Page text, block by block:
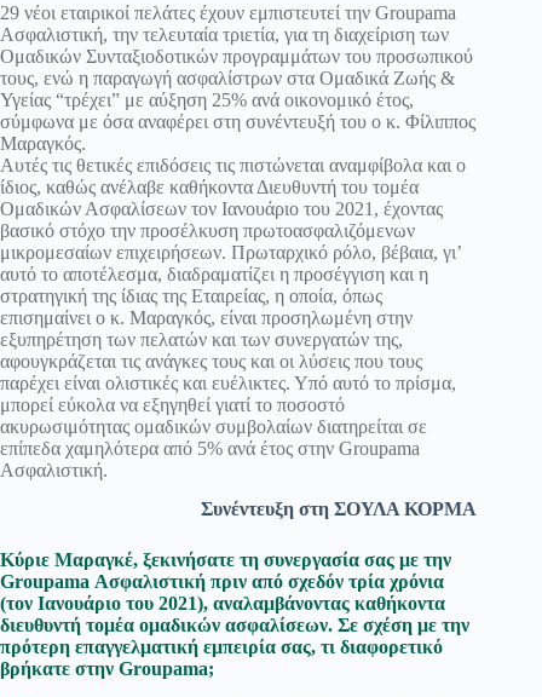
29 νέοι εταιρικοί πελάτες έχουν εμπιστευτεί την Groupama
Ασφαλιστική, την τελευταία τριετία, για τη διαχείριση των
Ομαδικών Συνταξιοδοτικών προγραμμάτων του προσωπικού
τους, ενώ η παραγωγή ασφαλίστρων στα Ομαδικά Ζωής &
Υγείας “τρέχει” με αύξηση 25% ανά οικονομικό έτος,
σύμφωνα με όσα αναφέρει στη συνέντευξή του ο κ. Φίλιππος
Μαραγκός.
Αυτές τις θετικές επιδόσεις τις πιστώνεται αναμφίβολα και ο
ίδιος, καθώς ανέλαβε καθήκοντα Διευθυντή του τομέα
Ομαδικών Ασφαλίσεων τον Ιανουάριο του 2021, έχοντας
βασικό στόχο την προσέλκυση πρωτοασφαλιζόμενων
μικρομεσαίων επιχειρήσεων. Πρωταρχικό ρόλο, βέβαια, γι’
αυτό το αποτέλεσμα, διαδραματίζει η προσέγγιση και η
στρατηγική της ίδιας της Εταιρείας, η οποία, όπως
επισημαίνει ο κ. Μαραγκός, είναι προσηλωμένη στην
εξυπηρέτηση των πελατών και των συνεργατών της,
αφουγκράζεται τις ανάγκες τους και οι λύσεις που τους
παρέχει είναι ολιστικές και ευέλικτες. Υπό αυτό το πρίσμα,
μπορεί εύκολα να εξηγηθεί γιατί το ποσοστό
ακυρωσιμότητας ομαδικών συμβολαίων διατηρείται σε
επίπεδα χαμηλότερα από 5% ανά έτος στην Groupama
Ασφαλιστική.
Συνέντευξη στη ΣΟΥΛΑ ΚΟΡΜΑ
Κύριε Μαραγκέ, ξεκινήσατε τη συνεργασία σας με την
Groupama Ασφαλιστική πριν από σχεδόν τρία χρόνια
(τον Ιανουάριο του 2021), αναλαμβάνοντας καθήκοντα
διευθυντή τομέα ομαδικών ασφαλίσεων. Σε σχέση με την
πρότερη επαγγελματική εμπειρία σας, τι διαφορετικό
βρήκατε στην Groupama;